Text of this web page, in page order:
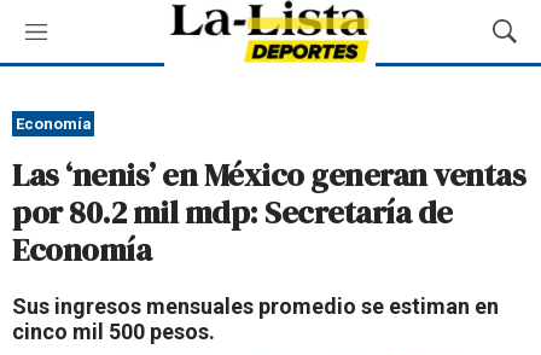
M
e
ú
M
o
a
r
Economía
Las ‘nenis’ en México generan ventas
por 80.2 mil mdp: Secretaría de
Economía
Sus ingresos mensuales promedio se estiman en
cinco mil 500 pesos.